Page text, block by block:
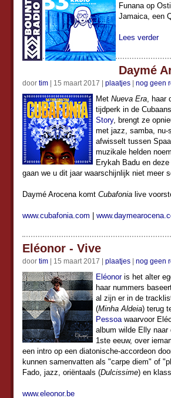
Funana op
Jamaica, een
Lees verder
Daymé
door tim | 15 maart 2017 | plaatjes nog geen
Met Nueva Era, haar
tijdperk in de
Story, brengt ze
met jazz, samba, nu-
afwisselt tussen
muzikale helden
Erykah Badu en
gaan we u dit jaar waarschijnlijk niet meer
Daymé Arocena komt Cubafonia live
www.cubafonia.com
Eléonor - Vive
door tim | 15 maart 2017 | plaatjes nog geen
Eléonoris het alter
haar nummers
al zijn er in de
(Minha Aldeia) terug
Pessoawaarvoor
album wilde Elly
1ste eeuw, over
een intro op een diatonische-accordeon
kunnen samenvatten als "carpe diem" of
Fado, jazz, oriëntaals (Dulcissime) en
www.eleonor.be